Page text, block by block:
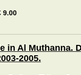
9.00
in Al Muthanna.
2005.